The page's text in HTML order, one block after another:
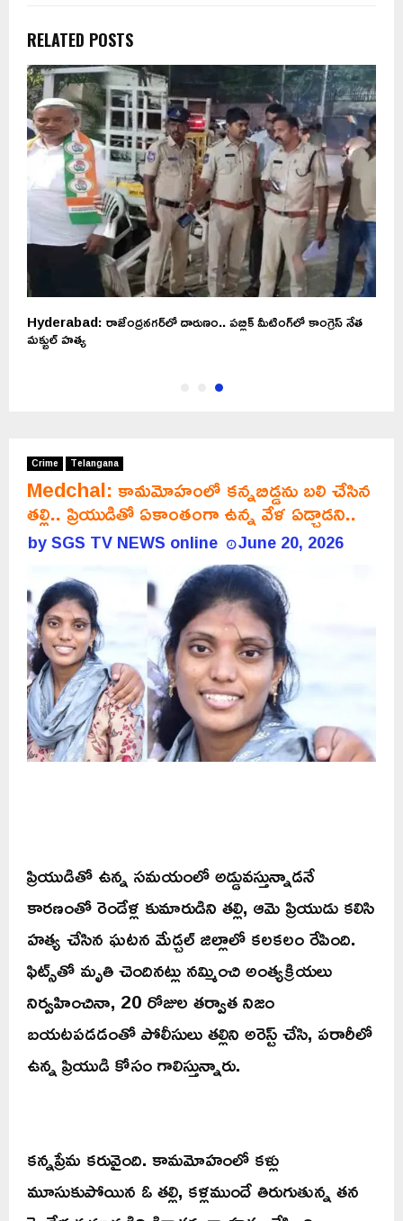
RELATED POSTS
Hyderabad: రాజేంద్రనగర్‌లో దారుణం.. పబ్లిక్ మీటింగ్‌లో కాంగ్రెస్ నేత
మక్బుల్ హత్య
Crime Telangana
Medchal: కామమోహంలో కన్నబిడ్డను బలి చేసిన
తల్లి.. ప్రియుడితో ఏకాంతంగా ఉన్న వేళ ఏడ్చాడని..
bySGS TV NEWS online June 20, 2026
ప్రియుడితో ఉన్న సమయంలో అడ్డువస్తున్నాడనే
కారణంతో రెండేళ్ల కుమారుడిని తల్లి, ఆమె ప్రియుడు కలిసి
హత్య చేసిన ఘటన మేడ్చల్ జిల్లాలో కలకలం రేపింది.
ఫిట్స్‌తో మృతి చెందినట్లు నమ్మించి అంత్యక్రియలు
నిర్వహించినా, 20 రోజుల తర్వాత నిజం
బయటపడడంతో పోలీసులు తల్లిని అరెస్ట్ చేసి, పరారీలో
ఉన్న ప్రియుడి కోసం గాలిస్తున్నారు.
కన్నప్రేమ కరువైంది. కామమోహంలో కళ్లు
మూసుకుపోయిన ఓ తల్లి, కళ్లముందే తిరుగుతున్న తన